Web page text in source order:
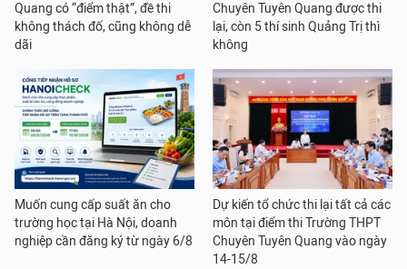
Quang có “điểm thật”, đề thi
không thách đố, cũng không dễ
dãi
Chuyên Tuyên Quang được thi
lại, còn 5 thí sinh Quảng Trị thì
không
Muốn cung cấp suất ăn cho
trường học tại Hà Nội, doanh
nghiệp cần đăng ký từ ngày 6/8
Dự kiến tổ chức thi lại tất cả các
môn tại điểm thi Trường THPT
Chuyên Tuyên Quang vào ngày
14-15/8